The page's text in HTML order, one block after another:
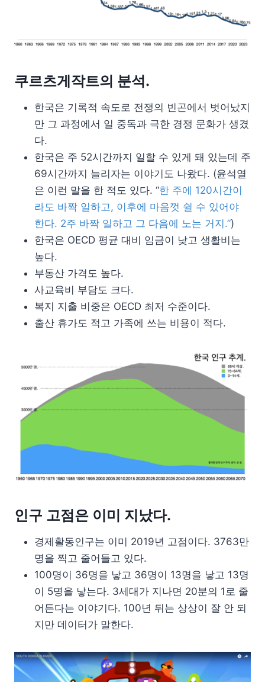
쿠르츠게작트의 분석.
한국은 기록적 속도로 전쟁의 빈곤에서 벗어났지
만 그 과정에서 일 중독과 극한 경쟁 문화가 생겼
다.
한국은 주 52시간까지 일할 수 있게 돼 있는데 주
69시간까지 늘리자는 이야기도 나왔다. (윤석열
은 이런 말을 한 적도 있다. “한 주에 120시간이
라도 바짝 일하고, 이후에 마음껏 쉴 수 있어야
한다. 2주 바짝 일하고 그 다음에 노는 거지.”)
한국은 OECD 평균 대비 임금이 낮고 생활비는
높다.
부동산 가격도 높다.
사교육비 부담도 크다.
복지 지출 비중은 OECD 최저 수준이다.
출산 휴가도 적고 가족에 쓰는 비용이 적다.
인구 고점은 이미 지났다.
경제활동인구는 이미 2019년 고점이다. 3763만
명을 찍고 줄어들고 있다.
100명이 36명을 낳고 36명이 13명을 낳고 13명
이 5명을 낳는다. 3세대가 지나면 20분의 1로 줄
어든다는 이야기다. 100년 뒤는 상상이 잘 안 되
지만 데이터가 말한다.